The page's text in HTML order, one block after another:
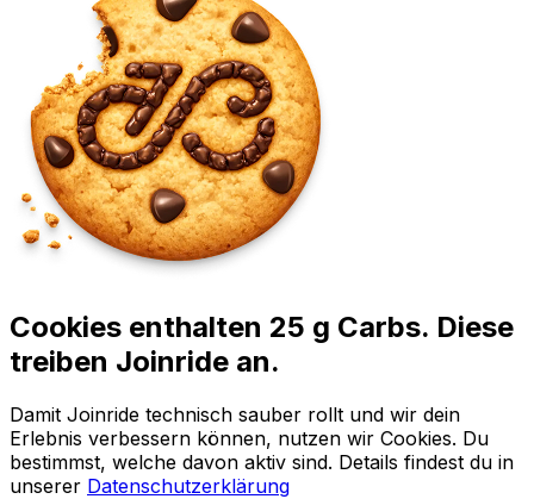
Cookies enthalten 25 g Carbs. Diese
treiben Joinride an.
Damit Joinride technisch sauber rollt und wir dein
Erlebnis verbessern können, nutzen wir Cookies. Du
bestimmst, welche davon aktiv sind. Details findest du in
unserer Datenschutzerklärung